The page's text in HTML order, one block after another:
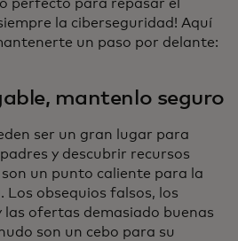
perfecto para repasar el
la ciberseguridad! Aquí
un paso por delante:
mantenlo seguro
ser un gran lugar para
y descubrir recursos
un punto caliente para la
obsequios falsos, los
las ofertas demasiado buenas
son un cebo para su